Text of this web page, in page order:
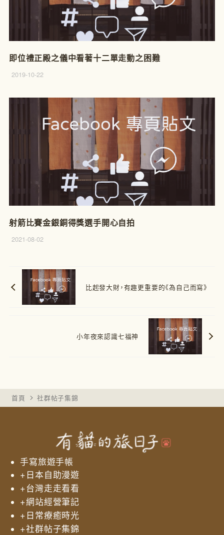
即位禮正殿之儀中看著十二單走動之困難
2019-10-22
射箭比賽金銀銅得獎選手開心自拍
2021-08-02
比起發大財，有趣更重要的《為自己而寫》
小年夜來認識七福神
首頁 社群帖子集錦
手寫旅遊手帳
+ 日本自助漫遊
+台灣走走看看
+網站經營筆記
+ 日常療癒時光
+社群帖子集錦